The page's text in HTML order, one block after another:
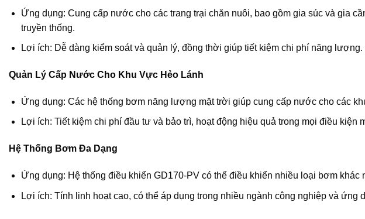
Ứng dụng: Cung cấp nước cho các trang trại chăn nuôi, bao gồm gia súc và gia
truyền thống.
Lợi ích: Dễ dàng kiểm soát và quản lý, đồng thời giúp tiết kiệm chi phí năng lượng.
Quản Lý Cấp Nước Cho Khu Vực Hẻo Lánh
Ứng dụng: Các hệ thống bơm năng lượng mặt trời giúp cung cấp nước cho các
Lợi ích: Tiết kiệm chi phí đầu tư và bảo trì, hoạt động hiệu quả trong mọi điều kiện
Hệ Thống Bơm Đa Dạng
Ứng dụng: Hệ thống điều khiển GD170-PV có thể điều khiển nhiều loại bơm
Lợi ích: Tính linh hoạt cao, có thể áp dụng trong nhiều ngành công nghiệp và ứng